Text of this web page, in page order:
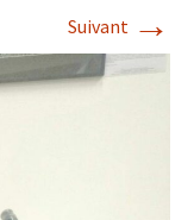
Suivant →